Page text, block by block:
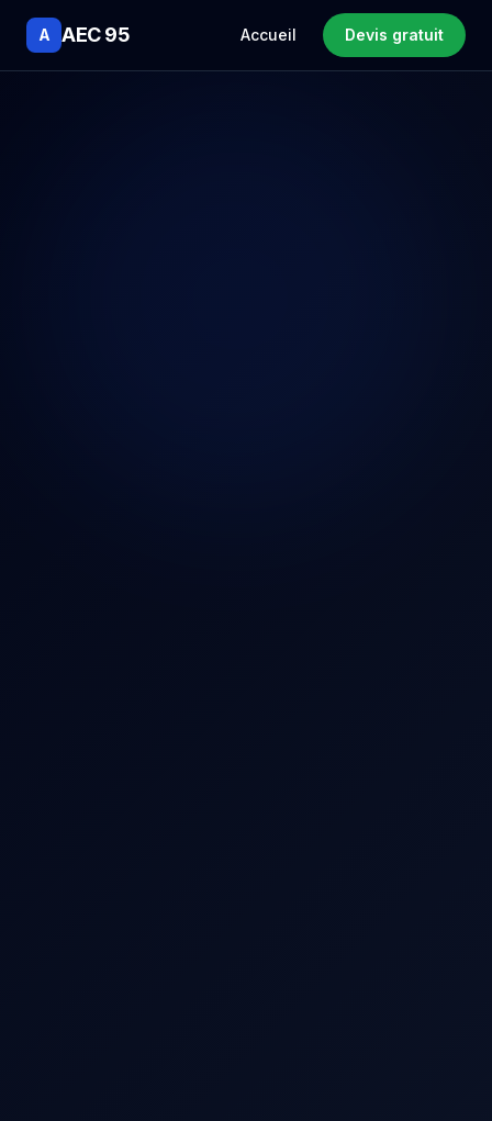
A AEC 95 Accueil Devis gratuit